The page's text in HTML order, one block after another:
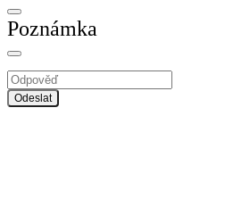
Poznámka
Odeslat